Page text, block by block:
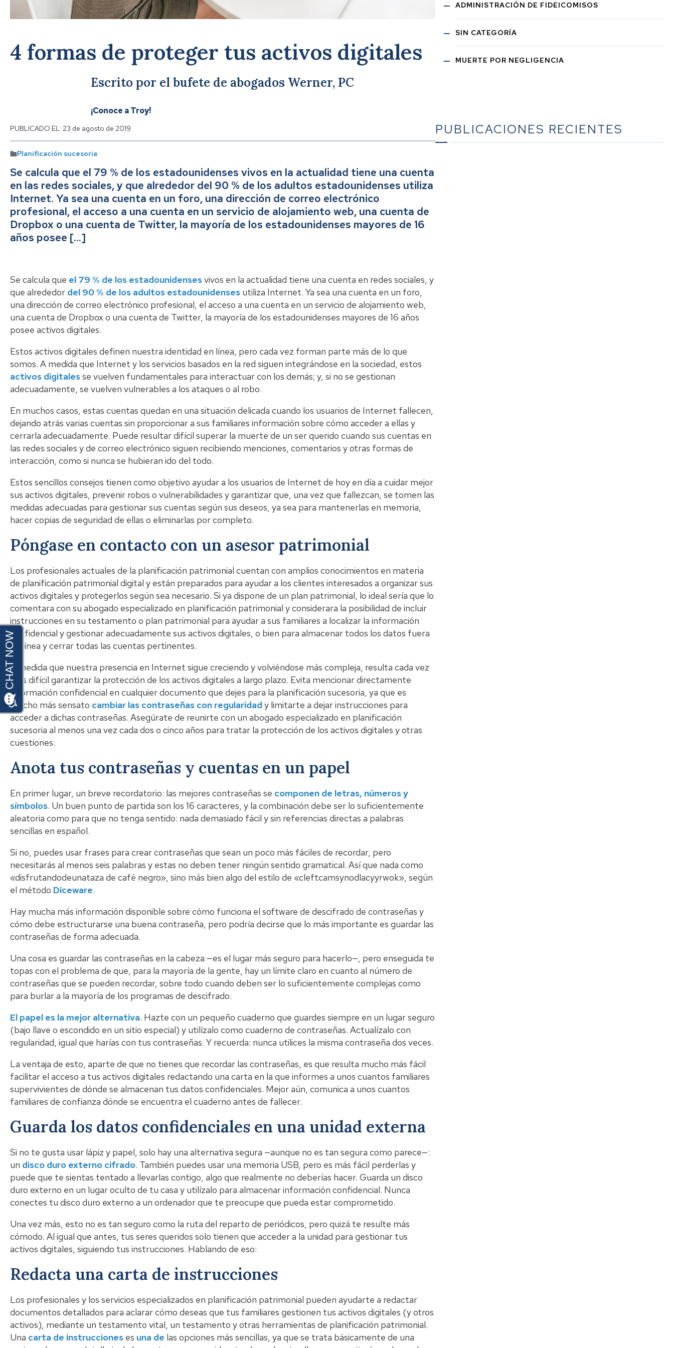
4 formas de proteger tus activos digitales
Escrito por el bufete de abogados Werner, PC
¡Conoce a Troy!
PUBLICADO EL: 23 de agosto de 2019
Planificación sucesoria
Se calcula que el 79 % de los estadounidenses vivos en la actualidad tiene una cuenta
en las redes sociales, y que alrededor del 90 % de los adultos estadounidenses utiliza
Internet. Ya sea una cuenta en un foro, una dirección de correo electrónico
profesional, el acceso a una cuenta en un servicio de alojamiento web, una cuenta de
Dropbox o una cuenta de Twitter, la mayoría de los estadounidenses mayores de 16
años posee […]
Se calcula que el 79 % de los estadounidensesvivos en la actualidad tiene una cuenta en redes sociales, y
que alrededor del 90 % de los adultos estadounidenses utiliza Internet. Ya sea una cuenta en un foro,
una dirección de correo electrónico profesional, el acceso a una cuenta en un servicio de alojamiento web,
una cuenta de Dropbox o una cuenta de Twitter, la mayoría de los estadounidenses mayores de 16 años
posee activos digitales.
Estos activos digitales definen nuestra identidad en línea, pero cada vez forman parte más de lo que
somos. A medida que Internet y los servicios basados en la red siguen integrándose en la sociedad, estos
activos digitalesse vuelven fundamentales para interactuar con los demás; y, si no se gestionan
adecuadamente, se vuelven vulnerables a los ataques o al robo.
En muchos casos, estas cuentas quedan en una situación delicada cuando los usuarios de Internet fallecen,
dejando atrás varias cuentas sin proporcionar a sus familiares información sobre cómo acceder a ellas y
cerrarla adecuadamente. Puede resultar difícil superar la muerte de un ser querido cuando sus cuentas en
las redes sociales y de correo electrónico siguen recibiendo menciones, comentarios y otras formas de
interacción, como si nunca se hubieran ido del todo.
Estos sencillos consejos tienen como objetivo ayudar a los usuarios de Internet de hoy en día a cuidar mejor
sus activos digitales, prevenir robos o vulnerabilidades y garantizar que, una vez que fallezcan, se tomen las
medidas adecuadas para gestionar sus cuentas según sus deseos, ya sea para mantenerlas en memoria,
hacer copias de seguridad de ellas o eliminarlas por completo.
Póngase en contacto con un asesor patrimonial
Los profesionales actuales de la planificación patrimonial cuentan con amplios conocimientos en materia
de planificación patrimonial digital y están preparados para ayudar a los clientes interesados a organizar sus
activos digitales y protegerlos según sea necesario. Si ya dispone de un plan patrimonial, lo ideal sería que lo
comentara con su abogado especializado en planificación patrimonial y considerara la posibilidad de incluir
instrucciones en su testamento o plan patrimonial para ayudar a sus familiares a localizar la información
confidencial y gestionar adecuadamente sus activos digitales, o bien para almacenar todos los datos fuera
de línea y cerrar todas las cuentas pertinentes.
A medida que nuestra presencia en Internet sigue creciendo y volviéndose más compleja, resulta cada vez
más difícil garantizar la protección de los activos digitales a largo plazo. Evita mencionar directamente
información confidencial en cualquier documento que dejes para la planificación sucesoria, ya que es
mucho más sensato cambiar las contraseñas con regularidad y limitarte a dejar instrucciones para
acceder a dichas contraseñas. Asegúrate de reunirte con un abogado especializado en planificación
sucesoria al menos una vez cada dos o cinco años para tratar la protección de los activos digitales y otras
cuestiones.
Anota tus contraseñas y cuentas en un papel
En primer lugar, un breve recordatorio: las mejores contraseñas se componen de letras, números y
símbolos. Un buen punto de partida son los 16 caracteres, y la combinación debe ser lo suficientemente
aleatoria como para que no tenga sentido: nada demasiado fácil y sin referencias directas a palabras
sencillas en español.
Si no, puedes usar frases para crear contraseñas que sean un poco más fáciles de recordar, pero
necesitarás al menos seis palabras y estas no deben tener ningún sentido gramatical. Así que nada como
«disfrutandodeunataza de café negro», sino más bien algo del estilo de «cleftcamsynodlacyyrwok», según
el método Diceware.
Hay mucha más información disponible sobre cómo funciona el software de descifrado de contraseñas y
cómo debe estructurarse una buena contraseña, pero podría decirse que lo más importante es guardar las
contraseñas de forma adecuada.
Una cosa es guardar las contraseñas en la cabeza —es el lugar más seguro para hacerlo—, pero enseguida te
topas con el problema de que, para la mayoría de la gente, hay un límite claro en cuanto al número de
contraseñas que se pueden recordar, sobre todo cuando deben ser lo suficientemente complejas como
para burlar a la mayoría de los programas de descifrado.
El papel es la mejor alternativa. Hazte con un pequeño cuaderno que guardes siempre en un lugar seguro
(bajo llave o escondido en un sitio especial) y utilízalo como cuaderno de contraseñas. Actualízalo con
regularidad, igual que harías con tus contraseñas. Y recuerda: nunca utilices la misma contraseña dos veces.
La ventaja de esto, aparte de que no tienes que recordar las contraseñas, es que resulta mucho más fácil
facilitar el acceso a tus activos digitales redactando una carta en la que informes a unos cuantos familiares
supervivientes de dónde se almacenan tus datos confidenciales. Mejor aún, comunica a unos cuantos
familiares de confianza dónde se encuentra el cuaderno antes de fallecer.
Guarda los datos confidenciales en una unidad externa
Si no te gusta usar lápiz y papel, solo hay una alternativa segura —aunque no es tan segura como parece—:
un disco duro externo cifrado. También puedes usar una memoria USB, pero es más fácil perderlas y
puede que te sientas tentado a llevarlas contigo, algo que realmente no deberías hacer. Guarda un disco
duro externo en un lugar oculto de tu casa y utilízalo para almacenar información confidencial. Nunca
conectes tu disco duro externo a un ordenador que te preocupe que pueda estar comprometido.
Una vez más, esto no es tan seguro como la ruta del reparto de periódicos, pero quizá te resulte más
cómodo. Al igual que antes, tus seres queridos solo tienen que acceder a la unidad para gestionar tus
activos digitales, siguiendo tus instrucciones. Hablando de eso:
Redacta una carta de instrucciones
Los profesionales y los servicios especializados en planificación patrimonial pueden ayudarte a redactar
documentos detallados para aclarar cómo deseas que tus familiares gestionen tus activos digitales (y otros
activos), mediante un testamento vital, un testamento y otras herramientas de planificación patrimonial.
Una carta de instrucciones es una de las opciones más sencillas, ya que se trata básicamente de una
ADMINISTRACIÓN DE FIDEICOMISOS
SIN CATEGORÍA
MUERTE POR NEGLIGENCIA
PUBLICACIONES RECIENTES